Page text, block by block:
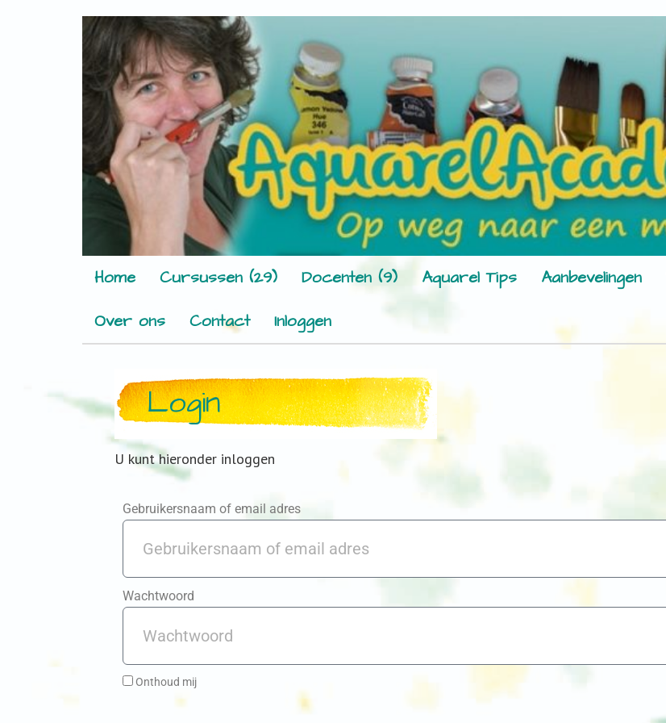
Home Cursussen (29) Docenten (9) Aquarel Tips Aanbevelingen
Over ons
Contact Inloggen
Login
U kunt hieronder inloggen
Gebruikersnaam of email adres
Wachtwoord
Onthoud mij